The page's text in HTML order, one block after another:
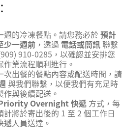
週的冷凍餐點。請您務必於預計
少一週前 ，透過 電話或簡訊聯繫
910-0285，以確認並安排您
業流程順利進行。
次出餐的餐點內容或配送時間，請
與我們聯繫，以便我們有充足時
與後續配送。
Overnight 快遞 方式，每
將於寄出後的 1 至 2 個工作日
人員送達。